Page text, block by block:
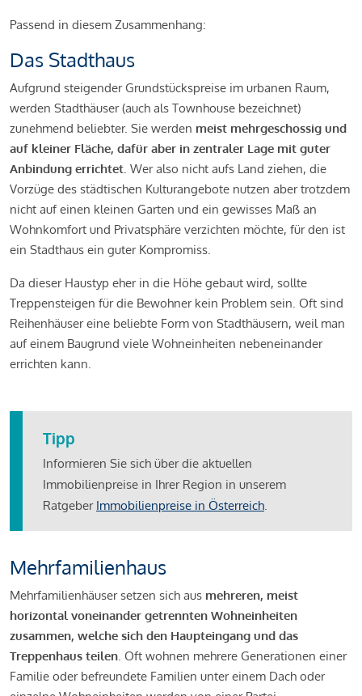
Passend in diesem Zusammenhang:
Das Stadthaus
Aufgrund steigender Grundstückspreise im urbanen Raum,
werden Stadthäuser (auch als Townhouse bezeichnet)
zunehmend beliebter. Sie werden meist mehrgeschossig und
auf kleiner Fläche, dafür aber in zentraler Lage mit guter
Anbindung errichtet . Wer also nicht aufs Land ziehen, die
Vorzüge des städtischen Kulturangebote nutzen aber trotzdem
nicht auf einen kleinen Garten und ein gewisses Maß an
Wohnkomfort und Privatsphäre verzichten möchte, für den ist
ein Stadthaus ein guter Kompromiss.
Da dieser Haustyp eher in die Höhe gebaut wird, sollte
Treppensteigen für die Bewohner kein Problem sein. Oft sind
Reihenhäuser eine beliebte Form von Stadthäusern, weil man
auf einem Baugrund viele Wohneinheiten nebeneinander
errichten kann.
Tipp
Informieren Sie sich über die aktuellen
Immobilienpreise in Ihrer Region in unserem
Ratgeber Immobilienpreise in Österreich
Mehrfamilienhaus
Mehrfamilienhäuser setzen sich aus mehreren, meist
horizontal voneinander getrennten Wohneinheiten
zusammen, welche sich den Haupteingang und das
Treppenhaus teilen . Oft wohnen mehrere Generationen einer
Familie oder befreundete Familien unter einem Dach oder